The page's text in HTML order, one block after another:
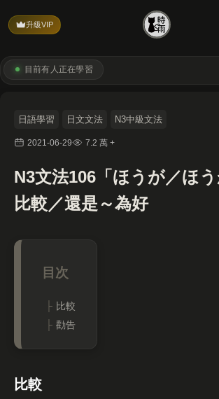
升級VIP
目前有 人正在學習
日語學習 日文文法 N3中級文法
2021-06-29 7.2 萬 +
N3文法106「ほうが／ほう
比較／還是～為好
比較
勸告
比較